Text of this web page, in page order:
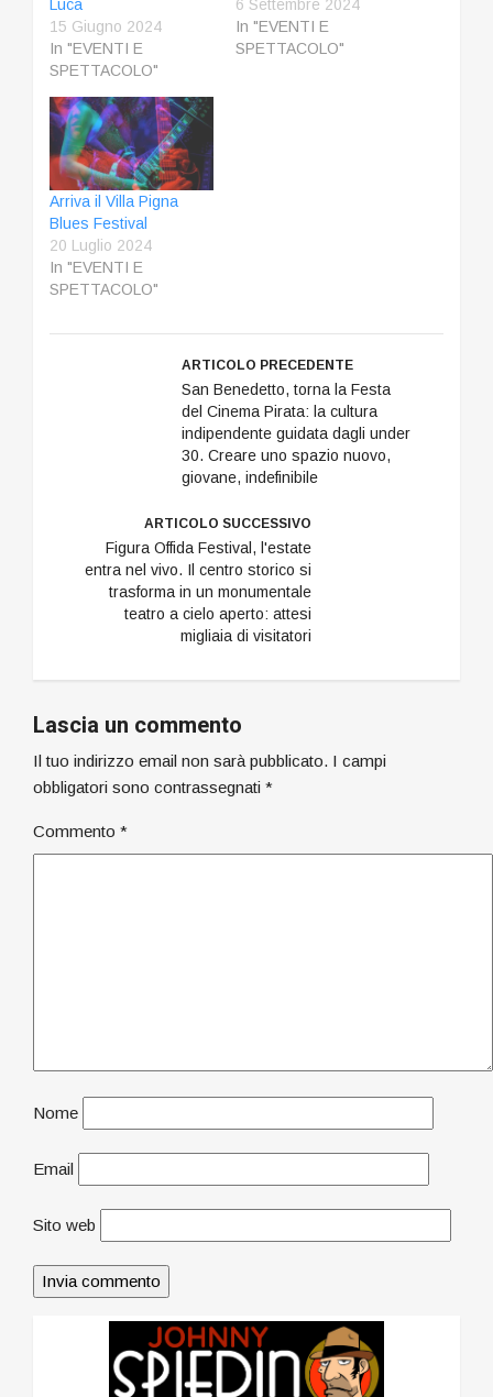
Luca
15 Giugno 2024
In "EVENTI E
SPETTACOLO"
6 Settembre 2024
In "EVENTI E
SPETTACOLO"
Arriva il Villa Pigna
Blues Festival
20 Luglio 2024
In "EVENTI E
SPETTACOLO"
ARTICOLO PRECEDENTE
San Benedetto, torna la Festa
del Cinema Pirata: la cultura
indipendente guidata dagli under
30. Creare uno spazio nuovo,
giovane, indefinibile
ARTICOLO SUCCESSIVO
Figura Offida Festival, l'estate
entra nel vivo. Il centro storico si
trasforma in un monumentale
teatro a cielo aperto: attesi
migliaia di visitatori
Lascia un commento
Il tuo indirizzo email non sarà pubblicato. I campi
obbligatori sono contrassegnati *
Commento *
Nome
Email
Sito web